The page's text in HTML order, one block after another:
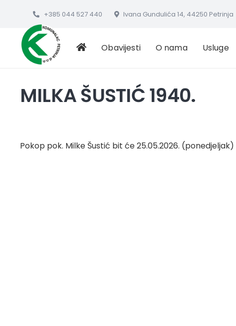
+385 044 527 440 Ivana Gundulića 14, 44250 Petrinja
Obavijesti O nama Usluge
MILKA ŠUSTIĆ 1940.
Pokop pok. Milke Šustić bit će 25.05.2026.